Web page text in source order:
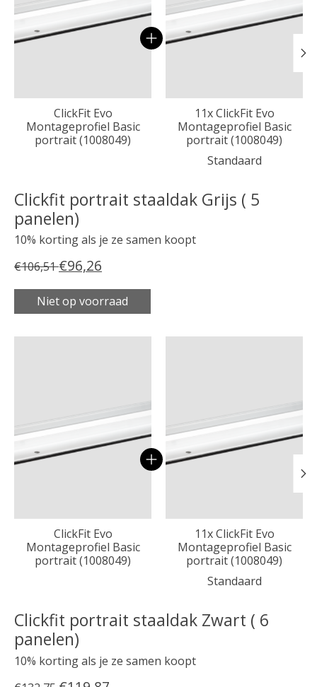
ClickFit Evo
Montageprofiel Basic
portrait (1008049)
11x ClickFit Evo
Montageprofiel Basic
portrait (1008049)
Standaard
Clickfit portrait staaldak Grijs ( 5
panelen)
10% korting als je ze samen koopt
€106,51€96,26
Niet op voorraad
ClickFit Evo
Montageprofiel Basic
portrait (1008049)
11x ClickFit Evo
Montageprofiel Basic
portrait (1008049)
Standaard
Clickfit portrait staaldak Zwart ( 6
panelen)
10% korting als je ze samen koopt